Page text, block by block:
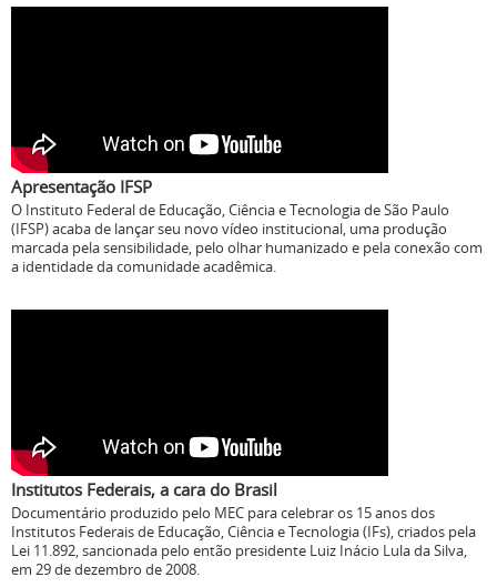
Apresentação IFSP
O Instituto Federal de Educação, Ciência e Tecnologia de São Paulo
(IFSP) acaba de lançar seu novo vídeo institucional, uma produção
marcada pela sensibilidade, pelo olhar humanizado e pela conexão com
a identidade da comunidade acadêmica.
Institutos Federais, a cara do Brasil
Documentário produzido pelo MEC para celebrar os 15 anos dos
Institutos Federais de Educação, Ciência e Tecnologia (IFs), criados pela
Lei 11.892, sancionada pelo então presidente Luiz Inácio Lula da Silva,
em 29 de dezembro de 2008.